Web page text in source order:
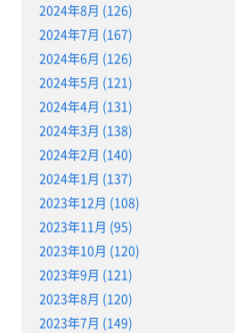
2024年8月 (126)
2024年7月 (167)
2024年6月 (126)
2024年5月 (121)
2024年4月 (131)
2024年3月 (138)
2024年2月 (140)
2024年1月 (137)
2023年12月 (108)
2023年11月 (95)
2023年10月 (120)
2023年9月 (121)
2023年8月 (120)
2023年7月 (149)